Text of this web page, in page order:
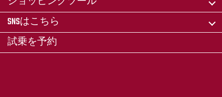
SNSはこちら
試乗を予約